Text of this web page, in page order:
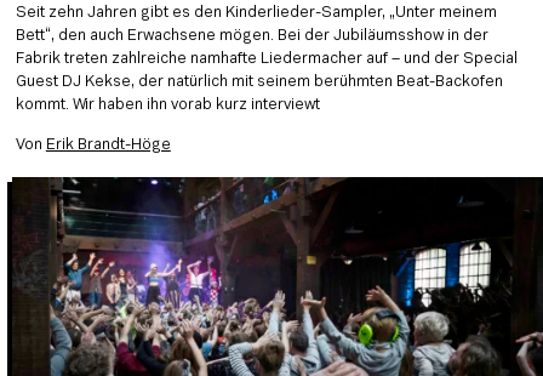
Seit zehn Jahren gibt es den Kinderlieder-Sampler, „Unter meinem
Bett“, den auch Erwachsene mögen. Bei der Jubiläumsshow in der
Fabrik treten zahlreiche namhafte Liedermacher auf – und der Special
Guest DJ Kekse, der natürlich mit seinem berühmten Beat-Backofen
kommt. Wir haben ihn vorab kurz interviewt
Von Erik Brandt-Höge